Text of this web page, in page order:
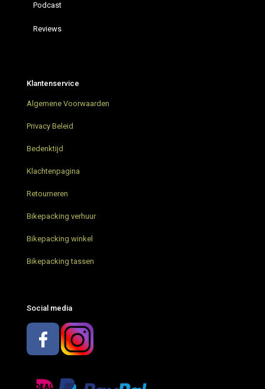
Podcast
Reviews
AGU Venture Extreme Green Bikepacking tassen
Grunnduro Gravel Bikepacking weekend
Bikepacking trip in Nederland
Parapera Anemos Gravelbike
Restrap Bar Pack stuurtas – Nieuw
Bikepacking trip Limburg
Restrap bikepacking tassen – Review
Bikepacking met AGU – wat neem je mee?
Klantenservice
Algemene Voorwaarden
Privacy Beleid
Bedenktijd
Klachtenpagina
Retourneren
Bikepacking verhuur
Bikepacking winkel
Bikepacking tassen
Social media